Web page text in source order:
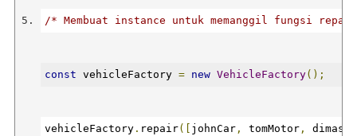
/* Membuat instance untuk memanggil fungsi
const vehicleFactory = new VehicleFactory();
vehicleFactory. repair([ johnCar, tomMotor,